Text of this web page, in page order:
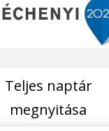
Teljes naptár
megnyitása